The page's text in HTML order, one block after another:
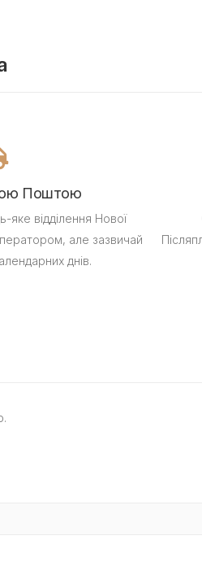
Поштою
яке відділення Нової
але зазвичай
днів.